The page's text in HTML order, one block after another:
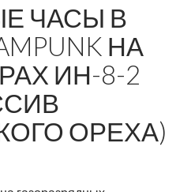
ЧАСЫ В
НА
ИН-8-2
ОРЕХА)